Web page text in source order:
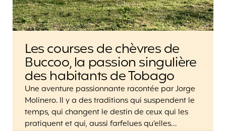
Les courses de chèvres de
Buccoo, la passion singulière
des habitants de Tobago
Une aventure passionnante racontée par Jorge
Molinero. Il y a des traditions qui suspendent le
temps, qui changent le destin de ceux qui les
pratiquent et qui, aussi farfelues qu’elles…